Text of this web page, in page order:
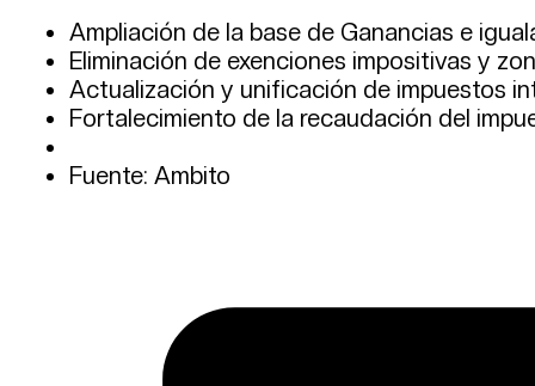
Ampliación de la base de Ganancias e
Eliminación de exenciones impositivas y
Actualización y unificación de impuestos
Fortalecimiento de la recaudación del
Fuente: Ambito